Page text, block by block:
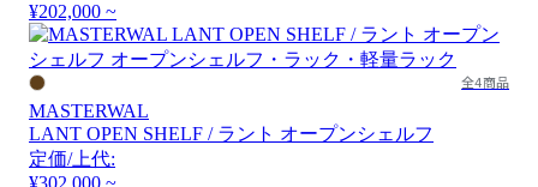
¥202,000 ~
全4商品
MASTERWAL
LANT OPEN SHELF / ラント オープンシェルフ
定価/上代:
¥302,000 ~